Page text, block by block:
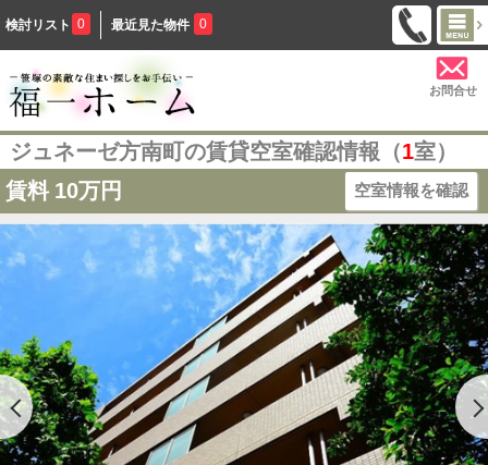
検討リスト 0 最近見た物件 0
お問合せ
ジュネーゼ方南町の賃貸空室確認情報（1室）
賃料 10万円 空室情報を確認